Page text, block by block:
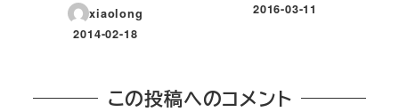
xiaolong
投稿日
2014-02-18
投稿日
2016-03-11
この投稿へのコメント